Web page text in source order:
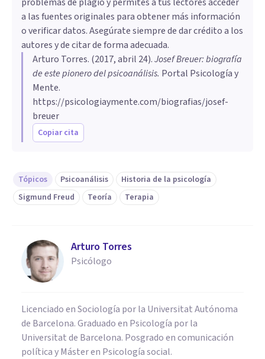
a las fuentes originales para obtener más información
o verificar datos. Asegúrate siempre de dar crédito a los
autores y de citar de forma adecuada.
Arturo Torres. (2017, abril 24).Josef Breuer: biografía
de este pionero del psicoanálisis. Portal Psicología y
Mente.
https://psicologiaymente.com/biografias/josef-
breuer
Copiar cita
Tópicos Psicoanálisis
Historia de la psicología
Sigmund Freud
Teoría Terapia
Arturo Torres
Psicólogo
Licenciado en Sociología por la Universitat Autónoma
de Barcelona. Graduado en Psicología por la
Universitat de Barcelona. Posgrado en comunicación
política y Máster en Psicología social.